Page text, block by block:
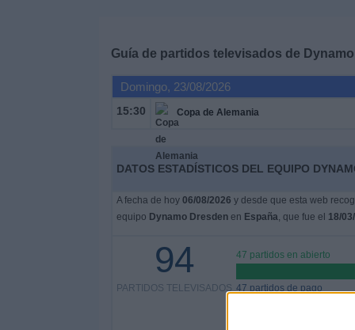
Guía de partidos televisados de
Domingo, 23/08/2026
15:30 Copa de Alemania
DATOS ESTADÍSTICOS DEL EQUIPO
A fecha de hoy 06/08/2026 y desde que esta web
equipo Dynamo Dresdenen España, que fue el 18/
94
PARTIDOS TELEVISADOS
47 partidos en abierto
47 partidos de pago